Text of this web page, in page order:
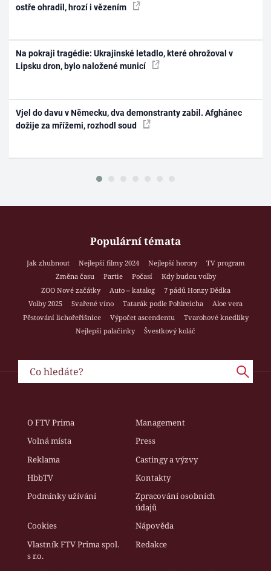
ostře ohradil, hrozí i vězením
Na pokraji tragédie: Ukrajinské letadlo, které ohrožoval v
Lipsku dron, bylo naložené municí
Vjel do davu v Německu, dva demonstranty zabil. Afghánec
dožije za mřížemi, rozhodl soud
Populární témata
Jak zhubnout Nejlepší filmy 2024 Nejlepší horory
TV program
Změna času
Partie Počasí
Kdy budou volby
ZOO Nové začátky
Auto – katalog
7 pádů Honzy Dědka
Volby 2025
Svařené víno Tatarák podle Pohlreicha
Aloe vera
Pěstování lichořeřišnice
Výpočet ascendentu
Tvarohové knedlíky
Nejlepší palačinky
Švestkový koláč
O FTV Prima
Management
Volná místa
Press
Reklama
Castingy a výzvy
HbbTV
Kontakty
Podmínky užívání
Zpracování osobních
údajů
Cookies
Nápověda
Vlastník FTV Prima spol.
s r.o.
Redakce